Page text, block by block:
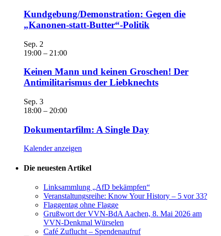
Kundgebung/Demonstration: Gegen die
„Kanonen-statt-Butter“-Politik
Sep. 2
19:00 – 21:00
Keinen Mann und keinen Groschen! Der
Antimilitarismus der Liebknechts
Sep. 3
18:00 – 20:00
Dokumentarfilm: A Single Day
Kalender anzeigen
Die neuesten Artikel
Linksammlung „AfD bekämpfen“
Veranstaltungsreihe: Know Your History – 5 vor 33?
Flaggentag ohne Flagge
Grußwort der VVN-BdA Aachen, 8. Mai 2026 am
VVN-Denkmal Würselen
Café Zuflucht – Spendenaufruf